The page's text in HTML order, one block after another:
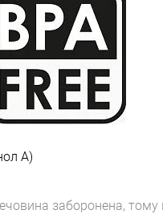
A)
заборонена, тому